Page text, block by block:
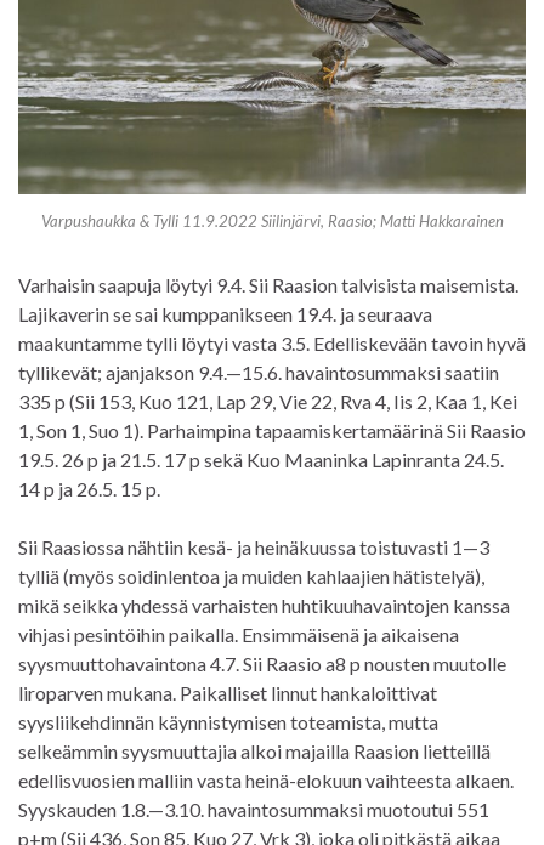
Varpushaukka & Tylli 11.9.2022 Siilinjärvi, Raasio; Matti Hakkarainen
Varhaisin saapuja löytyi 9.4. Sii Raasion talvisista maisemista.
Lajikaverin se sai kumppanikseen 19.4. ja seuraava
maakuntamme tylli löytyi vasta 3.5. Edelliskevään tavoin hyvä
tyllikevät; ajanjakson 9.4.—15.6. havaintosummaksi saatiin
335 p (Sii 153, Kuo 121, Lap 29, Vie 22, Rva 4, Iis 2, Kaa 1, Kei
1, Son 1, Suo 1). Parhaimpina tapaamiskertamäärinä Sii Raasio
19.5. 26 p ja 21.5. 17 p sekä Kuo Maaninka Lapinranta 24.5.
14 p ja 26.5. 15 p.
Sii Raasiossa nähtiin kesä- ja heinäkuussa toistuvasti 1—3
tylliä (myös soidinlentoa ja muiden kahlaajien hätistelyä),
mikä seikka yhdessä varhaisten huhtikuuhavaintojen kanssa
vihjasi pesintöihin paikalla. Ensimmäisenä ja aikaisena
syysmuuttohavaintona 4.7. Sii Raasio a8 p nousten muutolle
liroparven mukana. Paikalliset linnut hankaloittivat
syysliikehdinnän käynnistymisen toteamista, mutta
selkeämmin syysmuuttajia alkoi majailla Raasion lietteillä
edellisvuosien malliin vasta heinä-elokuun vaihteesta alkaen.
Syyskauden 1.8.—3.10. havaintosummaksi muotoutui 551
p+m (Sii 436, Son 85, Kuo 27, Vrk 3), joka oli pitkästä aikaa